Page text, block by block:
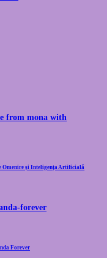
Omenire și Inteligența Artificială
Forever